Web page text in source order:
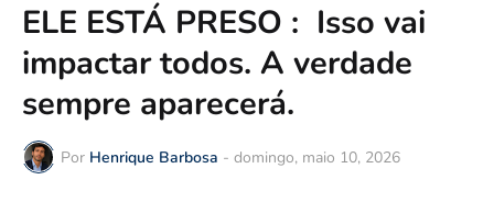
ELE ESTÁ PRESO : Isso vai
impactar todos. A verdade
sempre aparecerá.
Por Henrique Barbosa - domingo, maio 10, 2026